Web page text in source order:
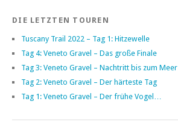
DIE LETZTEN TOUREN
Tuscany Trail 2022 – Tag 1: Hitzewelle
Tag 4: Veneto Gravel – Das große Finale
Tag 3: Veneto Gravel – Nachtritt bis zum Meer
Tag 2: Veneto Gravel – Der härteste Tag
Tag 1: Veneto Gravel – Der frühe Vogel…